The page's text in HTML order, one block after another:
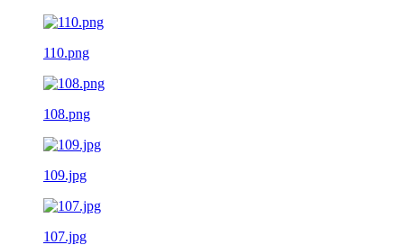
110.png
108.png
109.jpg
107.jpg